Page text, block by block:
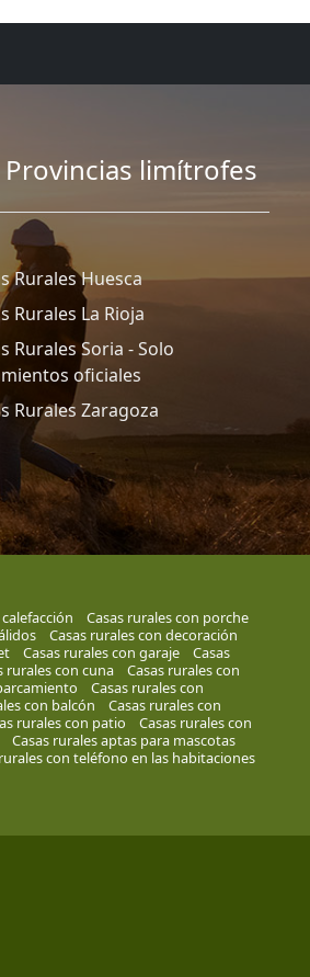
Provincias limítrofes
Rurales Huesca
Rurales La Rioja
Rurales Soria - Solo
oficiales
Rurales Zaragoza
Casas rurales con porche
Casas rurales con decoración
Casas rurales con garaje
Casas
rurales con cuna
Casas rurales con
Casas rurales con
con balcón
Casas rurales con
rurales con patio
Casas rurales con
Casas rurales aptas para mascotas
con teléfono en las habitaciones